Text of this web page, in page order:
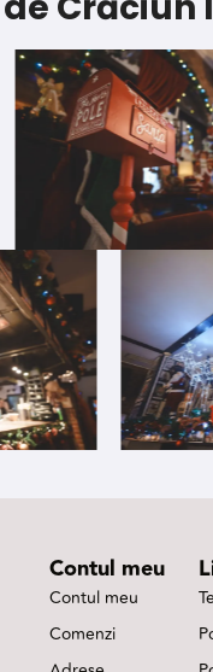
Contul meu
Contul meu
Comenzi